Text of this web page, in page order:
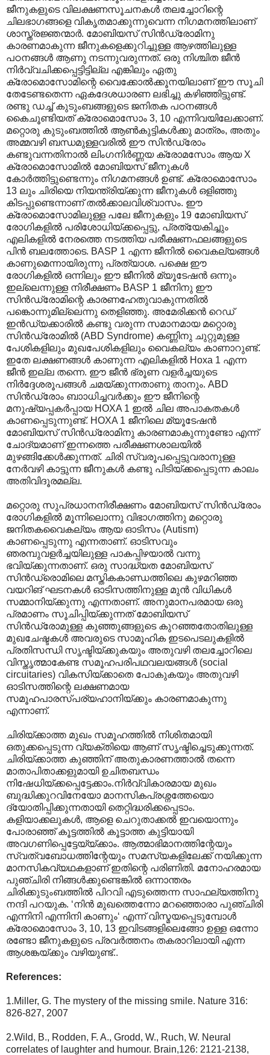
ജീനുകളുടെ വിലക്ഷണസൂചനകൾ തലച്ചോറിന്റെ
ചിലഭാഗങ്ങളെ വികൃതമാക്കുന്നുവെന്ന നിഗമനത്തിലാണ്
ശാസ്ത്രജ്ഞന്മാർ. മോബിയസ് സിൻഡ്രോമിനു
കാരണമാകുന്ന ജീനുകളെക്കുറിച്ചുള്ള ആഴത്തിലുള്ള
പഠനങ്ങൾ ആണു നടന്നുവരുന്നത്. ഒരു നിശ്ചിത ജീൻ
നിർവ്വചിക്കപ്പെട്ടിട്ടില്ല എങ്കിലും ഏതു
ക്രോമൊസോമിന്റെ വൈക്കോൽക്കൂനയിലാണ് ഈ സൂചി
തേടേണ്ടതെന്ന ഏകദേശധാരണ ലഭിച്ചു കഴിഞ്ഞിട്ടുണ്ട്.
രണ്ടു ഡച്ച് കുടുംബങ്ങളുടെ ജനിതക പഠനങ്ങൾ
കൈചൂണ്ടിയത് ക്രോമൊസോം 3, 10 എന്നിവയിലേക്കാണ്.
മറ്റൊരു കുടുംബത്തിൽ ആൺകുട്ടികൾക്കു മാത്രം, അതും
അമ്മവഴി ബന്ധമുള്ളവരിൽ ഈ സിൻഡ്രോം
കണ്ടുവന്നതിനാൽ ലിംഗനിർണ്ണയ ക്രോമസോം ആയ X
ക്രോമൊസോമിൽ മോബിയസ് ജീനുകൾ
കോർത്തിട്ടുണ്ടെന്നും നിഗമനങ്ങൾ ഉണ്ട്. ക്രോമൊസോം
13 ലും ചിരിയെ നിയന്ത്രിയ്ക്കുന്ന ജീനുകൾ ഒളിഞ്ഞു
കിടപ്പുണ്ടെന്നാണ് തൽക്കാലവിശ്വാസം. ഈ
ക്രോമൊസോമിലുള്ള പലേ ജീനുകളും 19 മോബിയസ്
രോഗികളിൽ പരിശോധിയ്ക്കപ്പെട്ടു, പ്രത്യേകിച്ചും
എലികളിൽ നേരത്തെ നടത്തിയ പരീക്ഷണഫലങ്ങളുടെ
പിൻ ബലത്തോടെ. BASP 1 എന്ന ജീനിൽ വൈകല്യങ്ങൾ
കാണുമെന്നായിരുന്നു പ്രത്യാശ. പക്ഷെ ഈ
രോഗികളിൽ ഒന്നിലും ഈ ജീനിൽ മ്യൂടേഷൻ ഒന്നും
ഇല്ലെന്നുള്ള നിരീക്ഷണം BASP 1 ജീനിനു ഈ
സിൻഡ്രോമിന്റെ കാരണഹേതുവാകുന്നതിൽ
പങ്കൊന്നുമില്ലെന്നു തെളിഞ്ഞു. അമേരിക്കൻ റെഡ്
ഇൻഡ്യക്കാരിൽ കണ്ടു വരുന്ന സമാനമായ മറ്റൊരു
സിൻഡ്രോമിൽ (ABD Syndrome) കണ്ണിനു ചുറ്റുമുള്ള
പേശികളിലും മുഖപേശികളിലും വൈകല്യം കാണാറുണ്ട്.
ഇതേ ലക്ഷണങ്ങൾ കാണുന്ന എലികളിൽ Hoxa 1 എന്ന
ജീൻ ഇല്ല തന്നെ. ഈ ജീൻ ഭ്രൂണ വളർച്ചയുടെ
നിർദ്ദേശരൂപങ്ങൾ ചമയ്ക്കുന്നതാണു താനും. ABD
സിൻഡ്രോം ബാ‍ാധിച്ചവർക്കും ഈ ജീനിന്റെ
മനുഷ്യപ്പകർപ്പായ HOXA 1 ഇൽ ചില അപാകതകൾ
കാണപ്പെടുന്നുണ്ട്. HOXA 1 ജീനിലെ മ്യൂടേഷൻ
മോബിയസ് സിൻഡ്രോമിനു കാരണമാകുന്നുണ്ടോ എന്ന്
ചോദ്യമാണ് ഇന്നത്തെ പരീക്ഷണശാലയിൽ
മുഴങ്ങിക്കേൾക്കുന്നത്. ചിരി സ്വരൂപപ്പെട്ടുവരാനുള്ള
നേർവഴി കാട്ടുന്ന ജീനുകൾ കണ്ടു പിടിയ്ക്കപ്പെടുന്ന കാലം
അതിവിദൂരമല്ല.
മറ്റൊരു സുപ്രധാനനിരീക്ഷണം മോബിയസ് സിൻഡ്രോം
രോഗികളിൽ മൂന്നിലൊന്നു വിഭാഗത്തിനു മറ്റൊരു
ജനിതകവൈകല്യം ആയ ഓടിസം (Autism)
കാണപ്പെടുന്നു എന്നതാണ്. ഓടിസവും
ഞരമ്പുവളർച്ചയിലുള്ള പാകപ്പിഴയാൽ വന്നു
ഭവിയ്ക്കുന്നതാണ്. ഒരു സാദ്ധ്യത മോബിയസ്
സിൻഡ്രൊമിലെ മസ്തികകാണ്ഡത്തിലെ കുഴമറിഞ്ഞ
വയറിങ് ഘടനകൾ ഓടിസത്തിനുള്ള മുൻ വിധികൾ
സമ്മാനിയ്ക്കുന്നു എന്നതാണ്. അനുമാനപരമായ ഒരു
പ്രമാണം സൂചിപ്പിയ്ക്കുന്നത് മോബിയസ്
സിൻഡ്രോമുള്ള കുഞ്ഞുങ്ങളുടെ കുറഞ്ഞതോതിലുള്ള
മുഖചേഷ്ടകൾ അവരുടെ സാമൂഹിക ഇടപെടലുകളിൽ
പ്രതിസന്ധി സൃഷ്ടിയ്ക്കുകയും അതുവഴി തലച്ചോറിലെ
വിസ്തൃത്മാകേണ്ട സമൂഹപരിപഥവലയങ്ങൾ (social
circuitaries) വികസിയ്ക്കാതെ പോകുകയും അതുവഴി
ഓടിസത്തിന്റെ ലക്ഷണമായ
സമൂഹപാരസ്പര്യഹാനിയ്ക്കും കാരണമാകുന്നു
എന്നാണ്.
ചിരിയ്ക്കാത്ത മുഖം സമൂഹത്തിൽ നിശിതമായി
ഒതുക്കപ്പെടുന്ന വ്യക്തിയെ ആണ് സൃഷ്ടിച്ചെടുക്കുന്നത്.
ചിരിയ്ക്കാത്ത കുഞ്ഞിന് അതുകാരണത്താൽ തന്നെ
മാതാപിതാക്കളുമായി ഉചിതബന്ധം
നിഷേധിയ്ക്കപ്പെട്ടേക്കാം.നിർവ്വികാരമായ മുഖം
ബുദ്ധിക്കുറവിനേയോ മാനസികപ്രശ്നത്തേയൊ
ദ്യോതിപ്പിക്കുന്നതായി തെറ്റിദ്ധരിക്കപ്പെടാം.
കളിയാക്കലുകൾ, ആളെ ചെറുതാക്കൽ ഇവയൊന്നും
പോരാഞ്ഞ് കൂട്ടത്തിൽ കൂട്ടാത്ത കുട്ടിയായി
അവഗണിപ്പെട്ടേയ്യ്ക്കാം. ആത്മാഭിമാനത്തിന്റേയും
സ്വത്വബോധത്തിന്റേയും സമസ്യകളിലേക്ക് നയിക്കുന്ന
മാനസികവ്യഥകളാണ് ഇതിന്റെ പരിണിതി. മനോഹരമായ
പുഞ്ചിരി നിങ്ങൾക്കുണ്ടെങ്കിൽ ഒന്നാന്തരം
ചിരിക്കുടുംബത്തിൽ പിറവി എടുത്തെന്ന സാഫല്യത്തിനു
നന്ദി പറയുക. ‘നിൻ മുഖത്തെന്നോ മറഞ്ഞൊരാ പുഞ്ചിരി
എന്നിനി എന്നിനി കാണും‘ എന്ന് വിസ്മയപ്പെടുമ്പോൾ
ക്രോമൊസോം 3, 10, 13 ഇവിടങ്ങളിലെങ്ങോ ഉള്ള ഒന്നോ
രണ്ടോ ജീനുകളുടെ പ്രവർത്തനം തകരാറിലായി എന്ന
ആശങ്കയ്ക്കും വഴിയുണ്ട്..
References:
1.Miller, G. The mystery of the missing smile. Nature 316:
826-827, 2007
2.Wild, B., Rodden, F. A., Grodd, W., Ruch, W. Neural
correlates of laughter and humour. Brain,126: 2121-2138,